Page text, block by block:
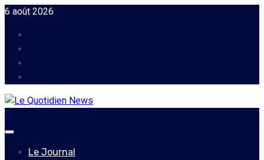
Skip
content
6 août 2026
Primary
Le Journal